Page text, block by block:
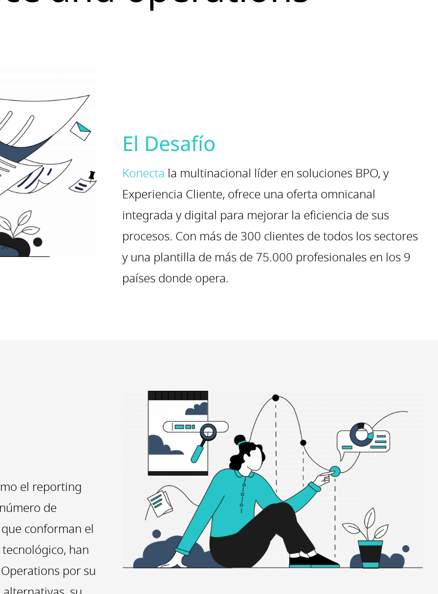
El Desafío
Konecta la multinacional líder en soluciones BPO, y
Experiencia Cliente, ofrece una oferta omnicanal
integrada y digital para mejorar la eficiencia de sus
procesos. Con más de 300 clientes de todos los sectores
y una plantilla de más de 75.000 profesionales en los 9
países donde opera.
el reporting
de
conforman el
han
por su